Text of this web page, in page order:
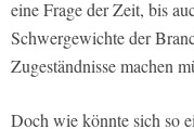
eine Frage der Zeit, bis
Schwergewichte der
Zugeständnisse machen
Doch wie könnte sich so